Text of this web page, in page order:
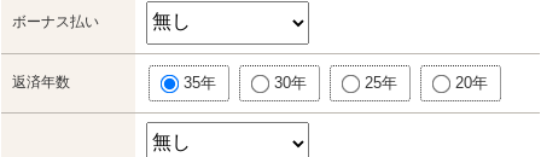
ボーナス払い
返済年数 35年 30年 25年 20年